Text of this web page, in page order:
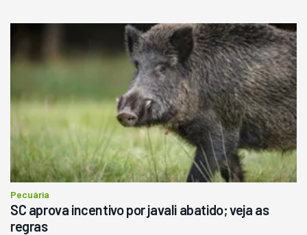
Pecuária
SC aprova incentivo por javali abatido; veja as
regras